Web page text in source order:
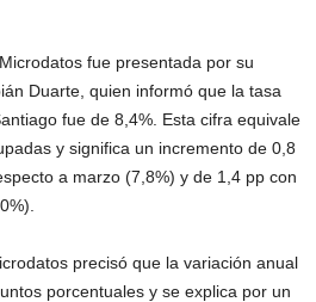
fue presentada por su
Duarte, quien informó que la tasa
fue de 8,4%. Esta cifra equivale
y significa un incremento de 0,8
a marzo (7,8%) y de 1,4 pp con
precisó que la variación anual
porcentuales y se explica por un